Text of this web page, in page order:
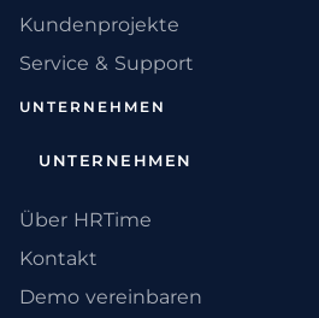
Kundenprojekte
Service & Support
UNTERNEHMEN
UNTERNEHMEN
Über HRTime
Kontakt
Demo vereinbaren